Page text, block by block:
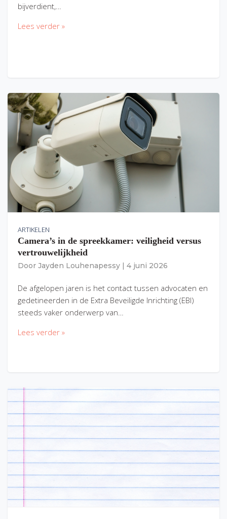
bijverdient,…
Lees verder »
ARTIKELEN
Camera’s in de spreekkamer: veiligheid versus
vertrouwelijkheid
Door Jayden Louhenapessy 4 juni 2026
De afgelopen jaren is het contact tussen advocaten en
gedetineerden in de Extra Beveiligde Inrichting (EBI)
steeds vaker onderwerp van…
Lees verder »